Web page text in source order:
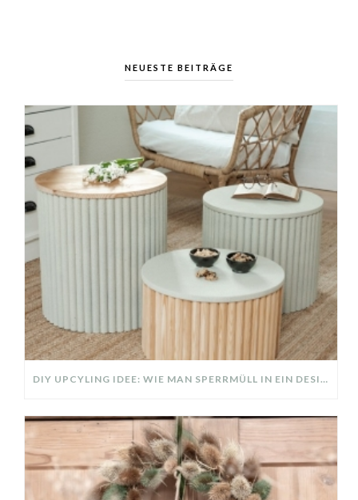
NEUESTE BEITRÄGE
DIY UPCYLING IDEE: WIE MAN SPERRMÜLL IN EIN DESIGNER TEIL VERWANDELT